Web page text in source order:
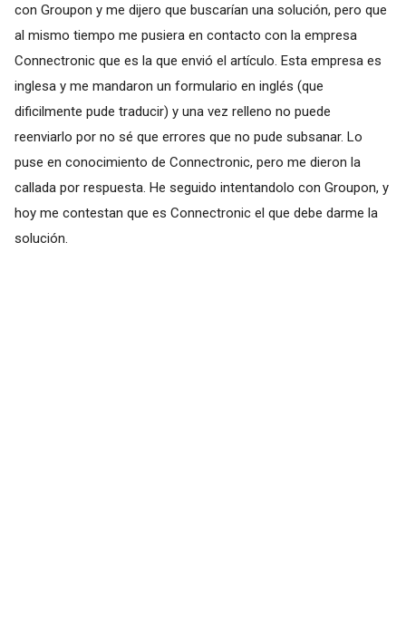
con Groupon y me dijero que buscarían una solución, pero que
al mismo tiempo me pusiera en contacto con la empresa
Connectronic que es la que envió el artículo. Esta empresa es
inglesa y me mandaron un formulario en inglés (que
dificilmente pude traducir) y una vez relleno no puede
reenviarlo por no sé que errores que no pude subsanar. Lo
puse en conocimiento de Connectronic, pero me dieron la
callada por respuesta. He seguido intentandolo con Groupon, y
hoy me contestan que es Connectronic el que debe darme la
solución.